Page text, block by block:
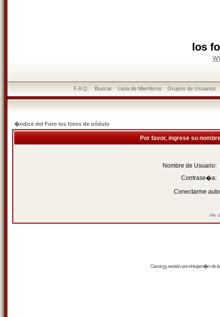
los
F.A.Q. Buscar Lista de Miembros Grupos de Usuarios
�ndice del Foro los foros de nódulo
Por favor, ingrese su
Nombre de Usuario:
Contrase�a:
Conectarme
He
Canalrssservido por eltrujam�nde